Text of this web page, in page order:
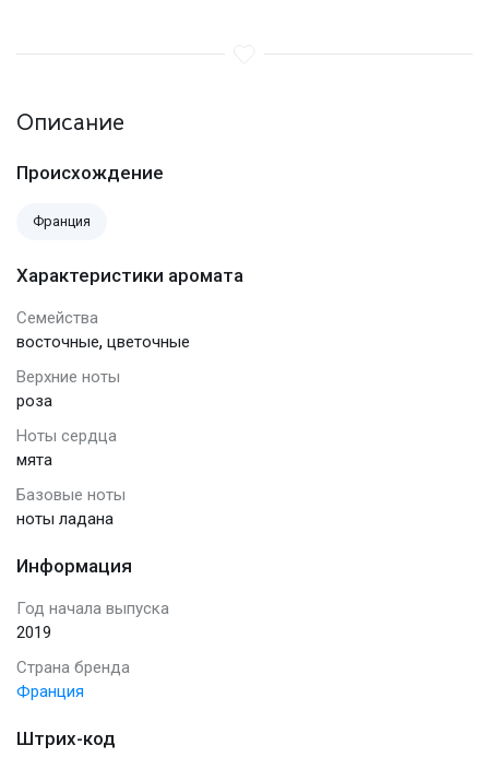
Описание
Происхождение
Франция
Характеристики аромата
Семейства
восточные, цветочные
Верхние ноты
роза
Ноты сердца
мята
Базовые ноты
ноты ладана
Информация
Год начала выпуска
2019
Страна бренда
Франция
Штрих-код